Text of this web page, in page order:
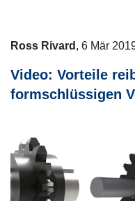
Ross Rivard , 6 Mär
Video: Vorteile
formschlüssigen